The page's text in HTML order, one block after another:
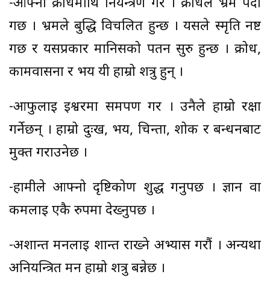
-आफ्नो क्रोधमाथि नियन्त्रण गर । क्रोधले भ्रम पैदा
गर्छ । भ्रमले बुद्धि विचलित हुन्छ । यसले स्मृति नष्ट
गर्छ र यसप्रकार मानिसको पतन सुरु हुन्छ । क्रोध,
कामवासना र भय यी हाम्रो शत्रु हुन् ।
-आफुलाई ईश्वरमा समर्पण गर । उनैले हाम्रो रक्षा
गर्नेछन् । हाम्रो दुःख, भय, चिन्ता, शोक र बन्धनबाट
मुक्त गराउनेछ ।
-हामीले आफ्नो दृष्टिकोण शुद्ध गर्नुपर्छ । ज्ञान वा
कर्मलाई एकै रुपमा देख्नुपर्छ ।
-अशान्त मनलाई शान्त राख्ने अभ्यास गरौं । अन्यथा
अनियन्त्रित मन हाम्रो शत्रु बन्नेछ ।